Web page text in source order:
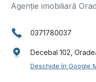
Agenție imobiliară
0371780037
Decebal 102,
Deschide în Google